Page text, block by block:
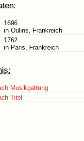
1696
in Oulins, Frankreich
1762
in Paris, Frankreich
Musikgattung
Titel